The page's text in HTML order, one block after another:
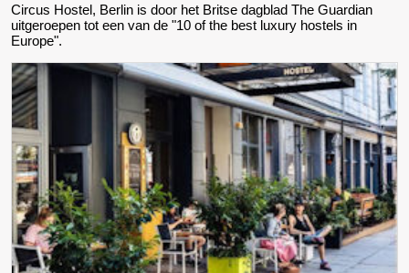
Circus Hostel, Berlin is door het Britse dagblad The Guardian
uitgeroepen tot een van de "10 of the best luxury hostels in
Europe".